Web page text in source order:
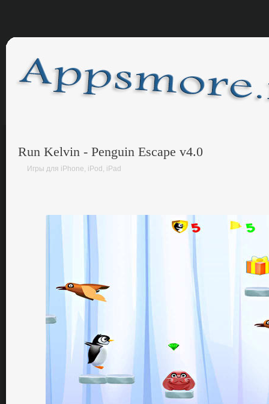
Run Kelvin - Penguin Escape v4.0
Игры для iPhone, iPod, iPad